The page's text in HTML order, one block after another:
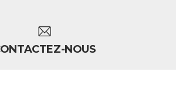
NOUS